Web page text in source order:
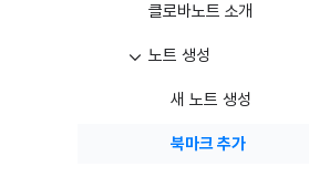
클로바노트 소개
노트 생성
새 노트 생성
북마크 추가